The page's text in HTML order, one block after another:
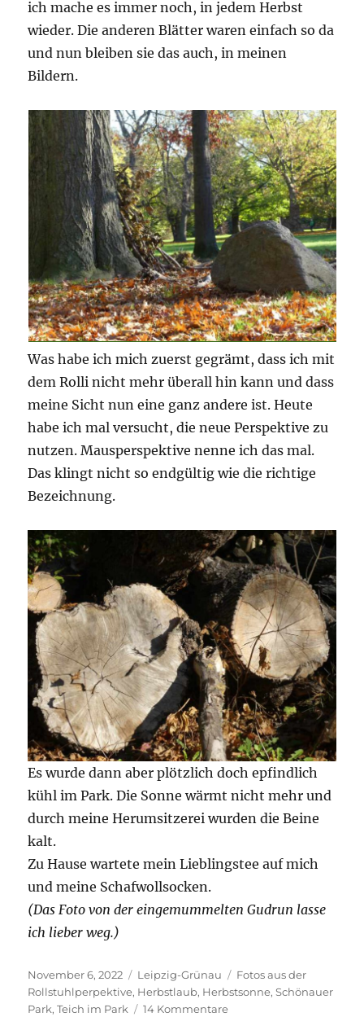
ich mache es immer noch, in jedem Herbst
wieder. Die anderen Blätter waren einfach so da
und nun bleiben sie das auch, in meinen
Bildern.
Was habe ich mich zuerst gegrämt, dass ich mit
dem Rolli nicht mehr überall hin kann und dass
meine Sicht nun eine ganz andere ist. Heute
habe ich mal versucht, die neue Perspektive zu
nutzen. Mausperspektive nenne ich das mal.
Das klingt nicht so endgültig wie die richtige
Bezeichnung.
Es wurde dann aber plötzlich doch epfindlich
kühl im Park. Die Sonne wärmt nicht mehr und
durch meine Herumsitzerei wurden die Beine
kalt.
Zu Hause wartete mein Lieblingstee auf mich
und meine Schafwollsocken.
(Das Foto von der eingemummelten Gudrun lasse
ich lieber weg.)
Veröffentlicht
am
November 6, 2022 Kategorien
Leipzig-Grünau Schlagwörter
Fotos aus der
Rollstuhlperpektive, Herbstlaub, Herbstsonne,Schönauer
Park,Teich im Park 14 Kommentarezu